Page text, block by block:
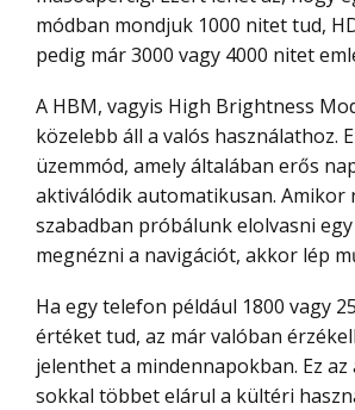
módban mondjuk 1000 nitet tud,
pedig már 3000 vagy 4000 nitet
A HBM, vagyis High Brightness Mode még
közelebb áll a valós használathoz.
üzemmód, amely általában erős
aktiválódik automatikusan. Amikor
szabadban próbálunk elolvasni
megnézni a navigációt, akkor lép
Ha egy telefon például 1800 vagy 2500 nites HBM
értéket tud, az már valóban
jelenthet a mindennapokban. Ez az
sokkal többet elárul a kültéri